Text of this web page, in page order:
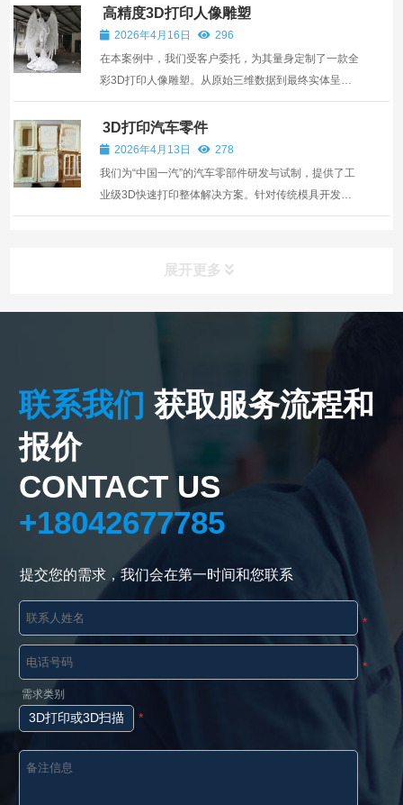
生产周期大幅缩短。同时，3D打印支持灵活的设计修
改与个性化定制——无论细微的结构优化还是差异化的
造型需求，均可...
高精度3D打印人像雕塑
2026年4月16日
296
在本案例中，我们受客户委托，为其量身定制了一款全
彩3D打印人像雕塑。从原始三维数据到最终实体呈
现，团队全程采用高精度3D打印工艺，配合专业级肤
色纹理映射与分层着色工艺，确保雕塑的面部轮廓、发
丝纹理乃至服饰褶皱都得到细腻还原。 成品整体造型逼
真，神...
3D打印汽车零件
2026年4月13日
278
我们为“中国一汽”的汽车零部件研发与试制，提供了工
业级3D快速打印整体解决方案。针对传统模具开发周
期长、修改成本高的痛点，我们采用高精度增材制造技
展开更多
联系我们 获取服务流程和
报价
CONTACT US
+18042677785
提交您的需求，我们会在第一时间和您联系
*
*
需求类别
3D打印或3D扫描 *